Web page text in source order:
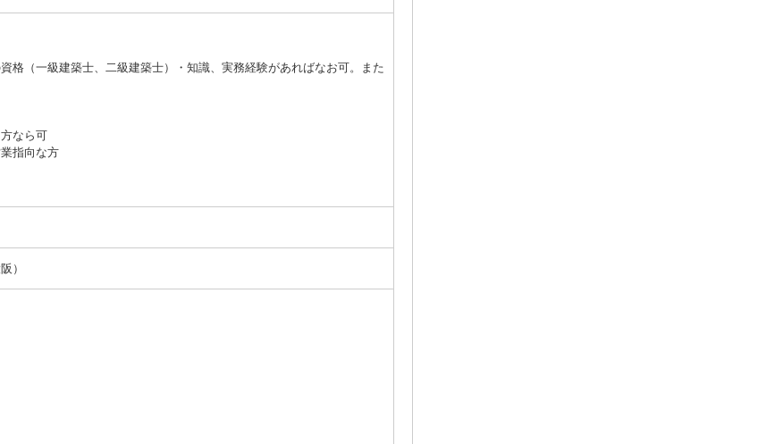
格（一級建築士、二級建築士）・知識、実務経験があればなお可。また
なら可
指向な方
）